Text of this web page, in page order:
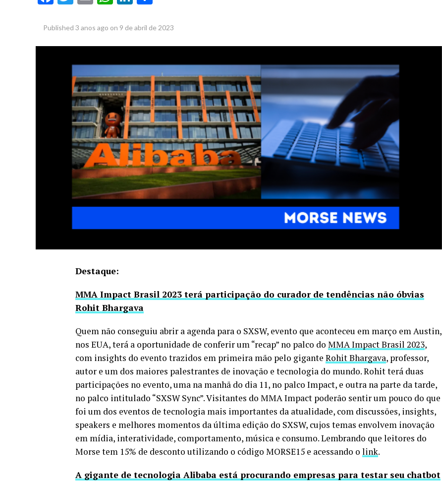
Published 3 anos ago on 9 de abril de 2023
Destaque:
MMA Impact Brasil 2023 terá participação do curador de tendências não óbvias
Rohit Bhargava
Quem não conseguiu abrir a agenda para o SXSW, evento que aconteceu em março em Austin,
nos EUA, terá a oportunidade de conferir um “recap” no palco do MMA Impact Brasil 2023,
com insights do evento trazidos em primeira mão pelo gigante Rohit Bhargava, professor,
autor e um dos maiores palestrantes de inovação e tecnologia do mundo. Rohit terá duas
participações no evento, uma na manhã do dia 11, no palco Impact, e outra na parte da tarde,
no palco intitulado “SXSW Sync”. Visitantes do MMA Impact poderão sentir um pouco do que
foi um dos eventos de tecnologia mais importantes da atualidade, com discussões, insights,
speakers e melhores momentos da última edição do SXSW, cujos temas envolvem inovação
em mídia, interatividade, comportamento, música e consumo. Lembrando que leitores do
Morse tem 15% de desconto utilizando o código MORSE15 e acessando o link.
A gigante de tecnologia Alibaba está procurando empresas para testar seu chatbot